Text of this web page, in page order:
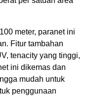
meter, paranet ini
Fitur tambahan
tenacity yang tinggi,
ini dikemas dan
mudah untuk
penggunaan